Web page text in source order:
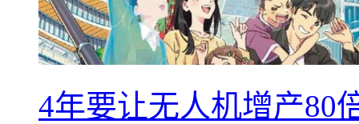
4年要让无人机增产80